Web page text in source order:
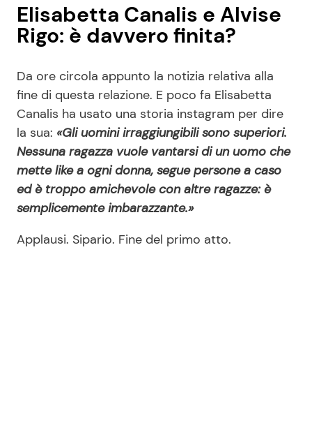
Elisabetta Canalis e Alvise
Rigo: è davvero finita?
Da ore circola appunto la notizia relativa alla
fine di questa relazione. E poco fa Elisabetta
Canalis ha usato una storia instagram per dire
la sua: «Gli uomini irraggiungibili sono superiori.
Nessuna ragazza vuole vantarsi di un uomo che
mette like a ogni donna, segue persone a caso
ed è troppo amichevole con altre ragazze: è
semplicemente imbarazzante.»
Applausi. Sipario. Fine del primo atto.